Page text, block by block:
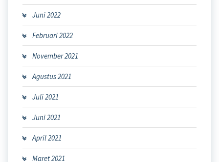
Juni 2022
Februari 2022
November 2021
Agustus 2021
Juli 2021
Juni 2021
April 2021
Maret 2021